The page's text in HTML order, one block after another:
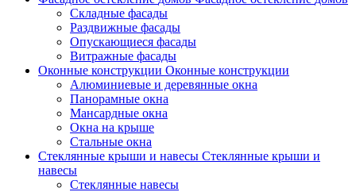
Складные фасады
Раздвижные фасады
Опускающиеся фасады
Витражные фасады
Оконные конструкции Оконные конструкции
Алюминиевые и деревянные окна
Панорамные окна
Мансардные окна
Окна на крыше
Стальные окна
Стеклянные крыши и навесы Стеклянные крыши и
навесы
Стеклянные навесы